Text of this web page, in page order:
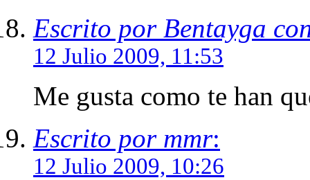
Escrito por Bentayga
12 Julio 2009, 11:53
Me gusta como te han
Escrito por mmr:
12 Julio 2009, 10:26